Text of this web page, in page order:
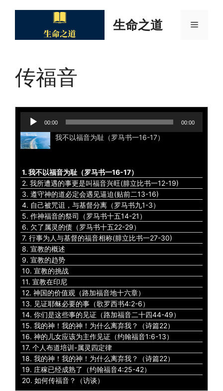
生命之道 Menu
传福音
Audio
Player
00:00 00:00
我不以福音为耻（罗马书一16-17）
1. 我不以福音为耻（罗马书一16-17）
2. 我所遭遇的事更是叫福音兴旺(腓立比书一12-19)
3. 遵守神的道必定会遇见逼迫(贴前二13-16)
4. 自己被咒诅，与基督分离（罗马书九1-3）
5. 作神福音的祭司（罗马书十五14-21）
6. 欠了属灵的债（罗马书十五22-29）
7. 行事为人与基督的福音相称(腓立比书一27-30)
8. 宣教的概述
9. 宣教的趋势
10. 宣教的挑战
11. 宣教在印尼
12. 神国的价值观（路加福音地十六章）
13. 见证耶稣必要的事（歌罗西书4:2-6）
14. 你们是这些事的见证（路加福音二十四44-49）
15. 我的神！我的神！为什么离弃我？（诗篇22）
16. 神的儿女应该为主作见证（约翰福音1:6-13）
17. 个人布道培训-属灵四定律
18. 我的神！我的神！为什么离弃我？（诗篇22）
19. 庄稼已经成熟了（约翰福音4:25-42）
20. 如何传福音？（访谈）